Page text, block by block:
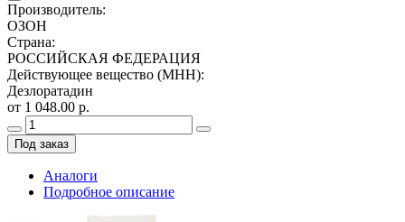
Производитель:
ОЗОН
Страна:
РОССИЙСКАЯ ФЕДЕРАЦИЯ
Действующее вещество (МНН):
Дезлоратадин
от 1 048.00 р.
Под заказ
Аналоги
Подробное описание